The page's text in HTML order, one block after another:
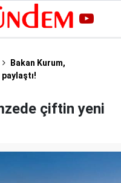
Bakan Kurum,
çiftin yeni